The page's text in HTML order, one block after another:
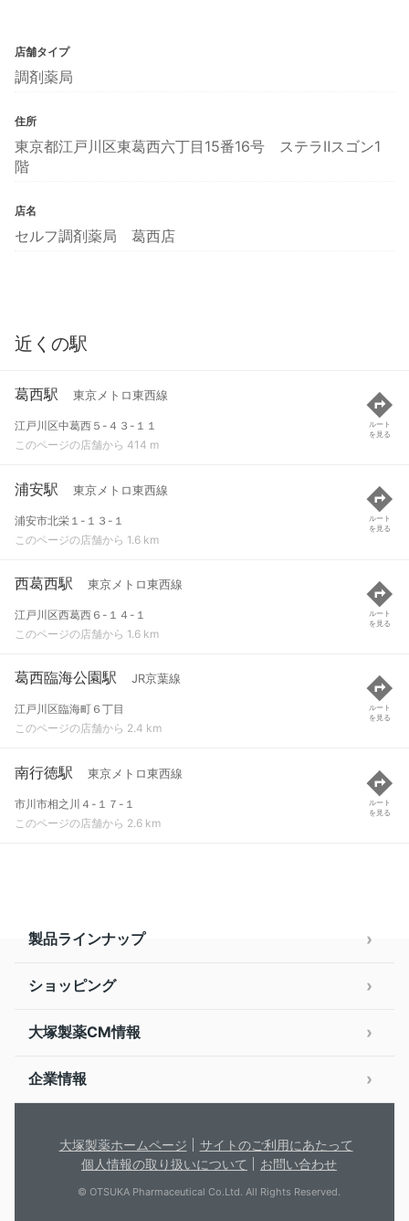
店舗タイプ
調剤薬局
住所
東京都江戸川区東葛西六丁目15番16号 ステラⅡスゴン1
階
店名
セルフ調剤薬局 葛西店
近くの駅
葛西駅 東京メトロ東西線
江戸川区中葛西５-４３-１１
このページの店舗から 414 m
ルート
を見る
浦安駅 東京メトロ東西線
浦安市北栄１-１３-１
このページの店舗から 1.6 km
ルート
を見る
西葛西駅 東京メトロ東西線
江戸川区西葛西６-１４-１
このページの店舗から 1.6 km
ルート
を見る
葛西臨海公園駅 JR京葉線
江戸川区臨海町６丁目
このページの店舗から 2.4 km
ルート
を見る
南行徳駅 東京メトロ東西線
市川市相之川４-１７-１
このページの店舗から 2.6 km
ルート
を見る
製品ラインナップ
ショッピング
大塚製薬CM情報
企業情報
大塚製薬ホームページ
サイトのご利用にあたって
個人情報の取り扱いについて
お問い合わせ
© OTSUKA Pharmaceutical Co.Ltd. All Rights Reserved.